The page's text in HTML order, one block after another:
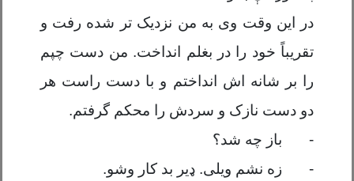
در این وقت وی به من نزدیک تر شده رفت و
تقریباً خود را در بغلم انداخت. من دست چپم
را بر شانه اش انداختم و با دست راست هر
دو دست نازک و سردش را محکم گرفتم.
-
باز چه شد؟
-
زه نشم ویلی. ډیر بد کار وشو.